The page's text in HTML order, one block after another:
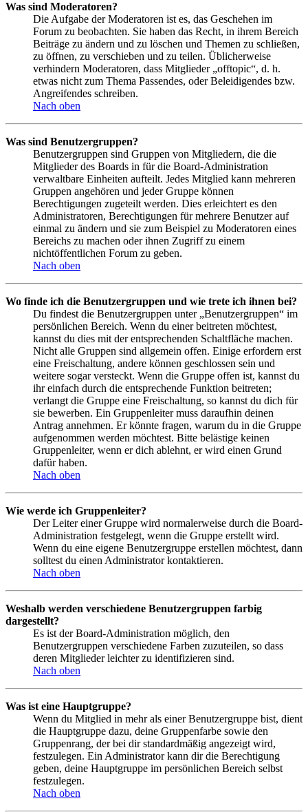
Was sind Moderatoren?
Die Aufgabe der Moderatoren ist es, das Geschehen im
Forum zu beobachten. Sie haben das Recht, in ihrem Bereich
Beiträge zu ändern und zu löschen und Themen zu schließen,
zu öffnen, zu verschieben und zu teilen. Üblicherweise
verhindern Moderatoren, dass Mitglieder „offtopic“, d. h.
etwas nicht zum Thema Passendes, oder Beleidigendes bzw.
Angreifendes schreiben.
Nach oben
Was sind Benutzergruppen?
Benutzergruppen sind Gruppen von Mitgliedern, die die
Mitglieder des Boards in für die Board-Administration
verwaltbare Einheiten aufteilt. Jedes Mitglied kann mehreren
Gruppen angehören und jeder Gruppe können
Berechtigungen zugeteilt werden. Dies erleichtert es den
Administratoren, Berechtigungen für mehrere Benutzer auf
einmal zu ändern und sie zum Beispiel zu Moderatoren eines
Bereichs zu machen oder ihnen Zugriff zu einem
nichtöffentlichen Forum zu geben.
Nach oben
Wo finde ich die Benutzergruppen und wie trete ich ihnen bei?
Du findest die Benutzergruppen unter „Benutzergruppen“ im
persönlichen Bereich. Wenn du einer beitreten möchtest,
kannst du dies mit der entsprechenden Schaltfläche machen.
Nicht alle Gruppen sind allgemein offen. Einige erfordern erst
eine Freischaltung, andere können geschlossen sein und
weitere sogar versteckt. Wenn die Gruppe offen ist, kannst du
ihr einfach durch die entsprechende Funktion beitreten;
verlangt die Gruppe eine Freischaltung, so kannst du dich für
sie bewerben. Ein Gruppenleiter muss daraufhin deinen
Antrag annehmen. Er könnte fragen, warum du in die Gruppe
aufgenommen werden möchtest. Bitte belästige keinen
Gruppenleiter, wenn er dich ablehnt, er wird einen Grund
dafür haben.
Nach oben
Wie werde ich Gruppenleiter?
Der Leiter einer Gruppe wird normalerweise durch die Board-
Administration festgelegt, wenn die Gruppe erstellt wird.
Wenn du eine eigene Benutzergruppe erstellen möchtest, dann
solltest du einen Administrator kontaktieren.
Nach oben
Weshalb werden verschiedene Benutzergruppen farbig
dargestellt?
Es ist der Board-Administration möglich, den
Benutzergruppen verschiedene Farben zuzuteilen, so dass
deren Mitglieder leichter zu identifizieren sind.
Nach oben
Was ist eine Hauptgruppe?
Wenn du Mitglied in mehr als einer Benutzergruppe bist, dient
die Hauptgruppe dazu, deine Gruppenfarbe sowie den
Gruppenrang, der bei dir standardmäßig angezeigt wird,
festzulegen. Ein Administrator kann dir die Berechtigung
geben, deine Hauptgruppe im persönlichen Bereich selbst
festzulegen.
Nach oben